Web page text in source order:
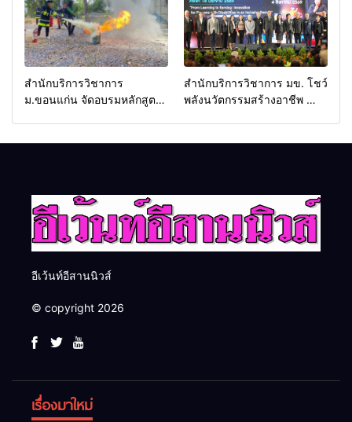
ครับ
สำนักบริการวิชาการ
ม.ขอนแก่น จัดอบรมหลักสูตร
สำนักบริการวิชาการ มข. โชว์
พลังนวัตกรรมสร้างอาชีพ นำ
อีเว้นท์อีสานนิวส์
© copyright 2026
เรื่องมาใหม่